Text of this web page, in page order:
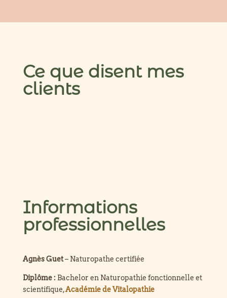
Ce que disent mes
clients
Informations
professionnelles
Agnès Guet– Naturopathe certifiée
Diplôme : Bachelor en Naturopathie fonctionnelle et
scientifique,Académie de Vitalopathie